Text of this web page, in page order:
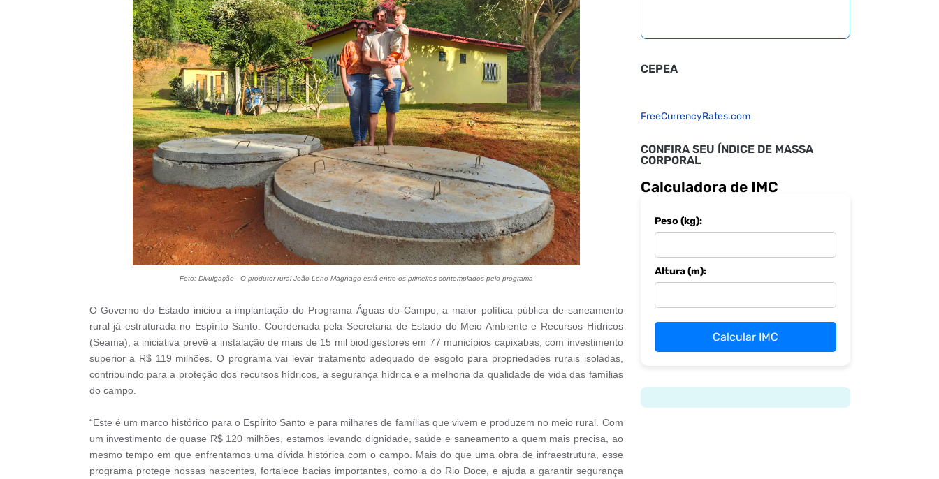
Foto: Divulgação - O produtor rural João Leno Magnago está entre os primeiros contemplados pelo programa
O Governo do Estado iniciou a implantação do Programa Águas do Campo, a maior política pública de saneamento
rural já estruturada no Espírito Santo. Coordenada pela Secretaria de Estado do Meio Ambiente e Recursos Hídricos
(Seama), a iniciativa prevê a instalação de mais de 15 mil biodigestores em 77 municípios capixabas, com investimento
superior a R$ 119 milhões. O programa vai levar tratamento adequado de esgoto para propriedades rurais isoladas,
contribuindo para a proteção dos recursos hídricos, a segurança hídrica e a melhoria da qualidade de vida das famílias
do campo.
“Este é um marco histórico para o Espírito Santo e para milhares de famílias que vivem e produzem no meio rural. Com
um investimento de quase R$ 120 milhões, estamos levando dignidade, saúde e saneamento a quem mais precisa, ao
mesmo tempo em que enfrentamos uma dívida histórica com o campo. Mais do que uma obra de infraestrutura, esse
programa protege nossas nascentes, fortalece bacias importantes, como a do Rio Doce, e ajuda a garantir segurança
CEPEA
FreeCurrencyRates.com
CONFIRA SEU ÍNDICE DE MASSA
CORPORAL
Calculadora de IMC
Peso (kg):
Altura (m):
Calcular IMC